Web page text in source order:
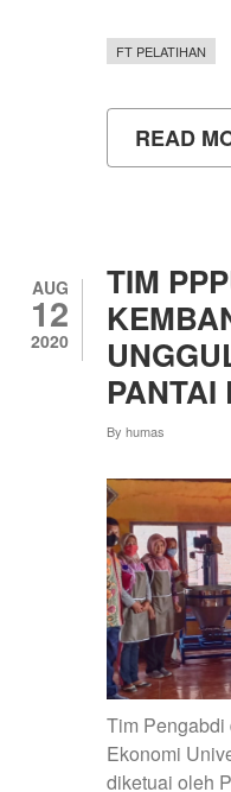
FT PELATIHAN
READ
AUG
12
2020
TIM
PANTAI
By humas
Tim Pengabdi
Ekonomi
diketuai oleh